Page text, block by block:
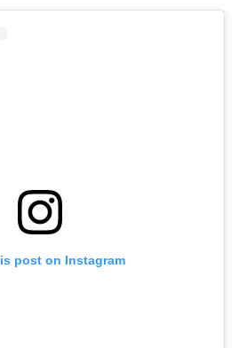
post on Instagram